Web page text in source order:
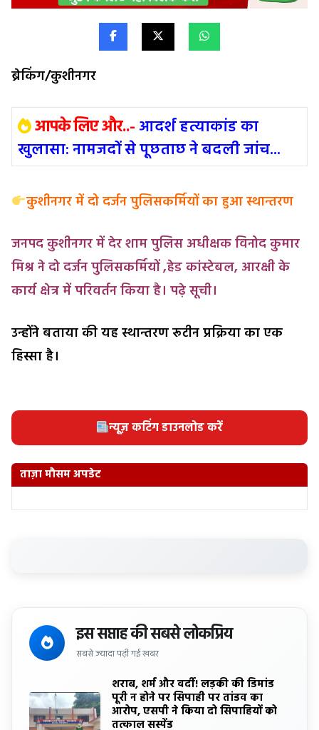
ब्रेकिंग/कुशीनगर
आपके लिए और..- आदर्श हत्याकांड का
खुलासा: नामजदों से पूछताछ ने बदली जांच...
कुशीनगर में दो दर्जन पुलिसकर्मियों का हुआ स्थान्तरण
जनपद कुशीनगर में देर शाम पुलिस अधीक्षक विनोद कुमार
मिश्र ने दो दर्जन पुलिसकर्मियों ,हेड कांस्टेबल, आरक्षी के
कार्य क्षेत्र में परिवर्तन किया है। पढ़े सूची।
उन्होंने बताया की यहस्थान्तरण रूटीन प्रक्रिया का एक
हिस्सा है।
न्यूज़ कटिंग डाउनलोड करें
ताज़ा मौसम अपडेट
इस सप्ताह की सबसे लोकप्रिय
सबसे ज्यादा पढ़ी गई खबर
शराब, शर्म और वर्दी! लड़की की डिमांड
पूरी न होने पर सिपाही पर तांडव का
आरोप, एसपी ने किया दो सिपाहियों को
तत्काल सस्पेंड